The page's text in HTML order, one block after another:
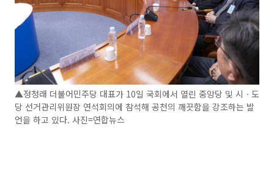
▲정청래 더불어민주당 대표가 10일 국회에서 열린 중앙당 및 시ㆍ도
당 선거관리위원장 연석회의에 참석해 공천의 깨끗함을 강조하는 발
언을 하고 있다. 사진=연합뉴스